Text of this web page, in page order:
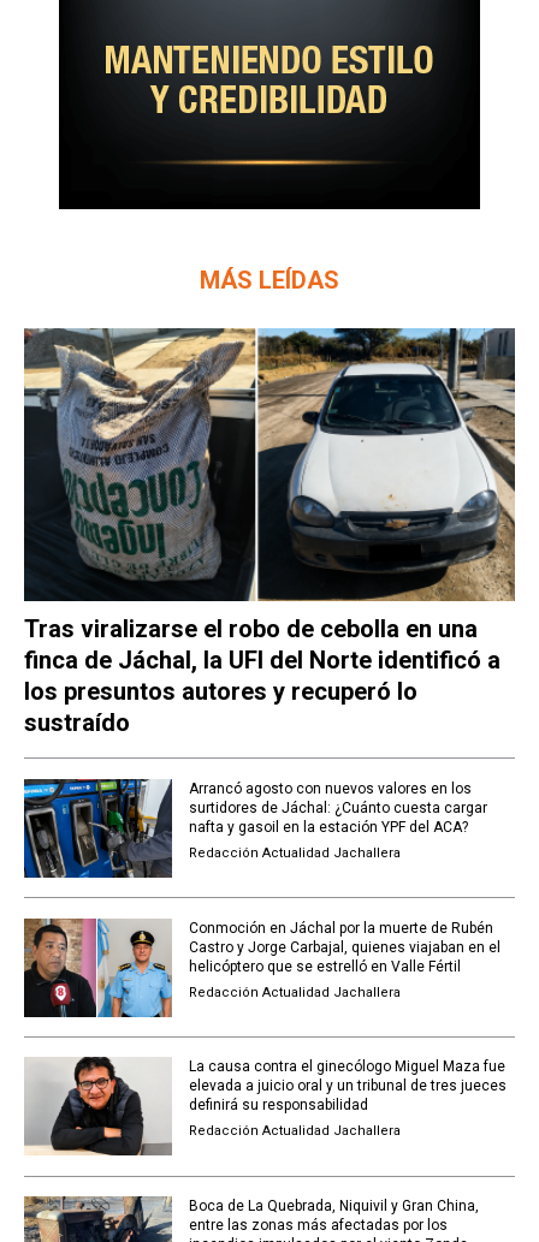
MÁS LEÍDAS
Tras viralizarse el robo de cebolla en una
finca de Jáchal, la UFI del Norte identificó a
los presuntos autores y recuperó lo
sustraído
Arrancó agosto con nuevos valores en los
surtidores de Jáchal: ¿Cuánto cuesta cargar
nafta y gasoil en la estación YPF del ACA?
Redacción Actualidad Jachallera
Conmoción en Jáchal por la muerte de Rubén
Castro y Jorge Carbajal, quienes viajaban en el
helicóptero que se estrelló en Valle Fértil
Redacción Actualidad Jachallera
La causa contra el ginecólogo Miguel Maza fue
elevada a juicio oral y un tribunal de tres jueces
definirá su responsabilidad
Redacción Actualidad Jachallera
Boca de La Quebrada, Niquivil y Gran China,
entre las zonas más afectadas por los